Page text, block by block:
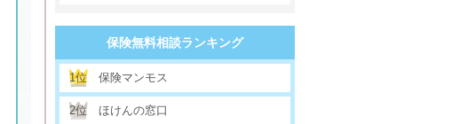
保険無料相談ランキング
1位 保険マンモス
2位 ほけんの窓口